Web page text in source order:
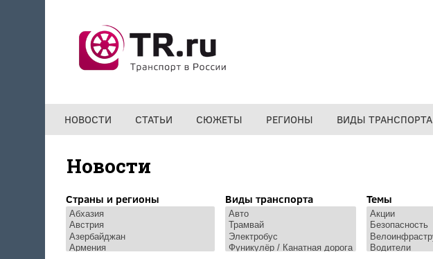
НОВОСТИ СТАТЬИ СЮЖЕТЫ РЕГИОНЫ ВИДЫ ТРАНСПОРТА
Новости
Страны и регионы Виды транспорта Темы